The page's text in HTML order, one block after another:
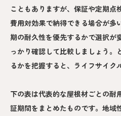
こともありますが、保証や定期点
費用対効果で納得できる場合が多
期の耐久性を優先するかで選択が
っかり確認して比較しましょう。
るかを把握すると、ライフサイク
下の表は代表的な屋根材ごとの耐
証期間をまとめたものです。地域